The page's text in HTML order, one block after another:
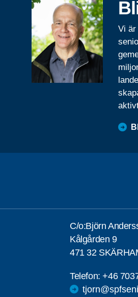
Vi är
C/o:Björn
Kålgården 9
471 32
Telefon:+46